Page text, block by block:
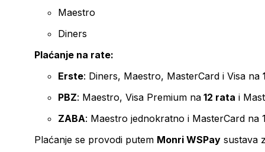
Maestro
Diners
Plaćanje na rate:
Erste: Diners, Maestro, MasterCard i Visa na
PBZ: Maestro, Visa Premium na 12 rata i
ZABA: Maestro jednokratno i MasterCard na
Plaćanje se provodi putem Monri WSPay sustava